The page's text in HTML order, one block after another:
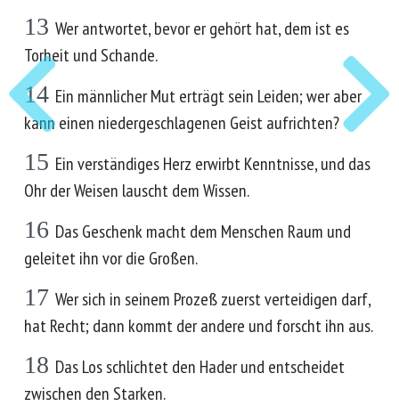
13 Wer antwortet, bevor er gehört hat, dem ist es
Torheit und Schande.
14 Ein männlicher Mut erträgt sein Leiden; wer aber
kann einen niedergeschlagenen Geist aufrichten?
15 Ein verständiges Herz erwirbt Kenntnisse, und das
Ohr der Weisen lauscht dem Wissen.
16 Das Geschenk macht dem Menschen Raum und
geleitet ihn vor die Großen.
17 Wer sich in seinem Prozeß zuerst verteidigen darf,
hat Recht; dann kommt der andere und forscht ihn aus.
18 Das Los schlichtet den Hader und entscheidet
zwischen den Starken.